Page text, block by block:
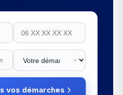
vos démarches